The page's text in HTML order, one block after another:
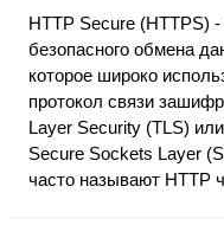
HTTP Secure (HTTPS)
безопасного обмена
которое широко
протокол связи
Layer Security (TLS)
Secure Sockets Layer
часто называют HTTP